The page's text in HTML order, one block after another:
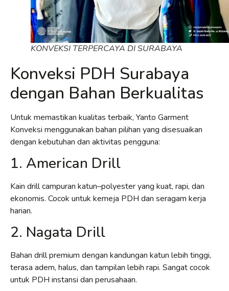
KONVEKSI TERPERCAYA DI SURABAYA
Konveksi PDH Surabaya
dengan Bahan Berkualitas
Untuk memastikan kualitas terbaik, Yanto Garment
Konveksi menggunakan bahan pilihan yang disesuaikan
dengan kebutuhan dan aktivitas pengguna:
1. American Drill
Kain drill campuran katun–polyester yang kuat, rapi, dan
ekonomis. Cocok untuk kemeja PDH dan seragam kerja
harian.
2. Nagata Drill
Bahan drill premium dengan kandungan katun lebih tinggi,
terasa adem, halus, dan tampilan lebih rapi. Sangat cocok
untuk PDH instansi dan perusahaan.